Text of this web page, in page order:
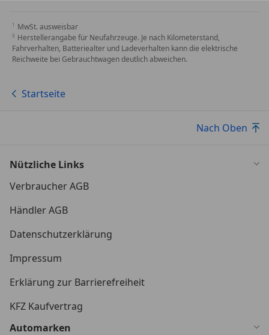
MwSt. ausweisbar
Herstellerangabe für Neufahrzeuge. Je nach Kilometerstand,
Fahrverhalten, Batteriealter und Ladeverhalten kann die elektrische
Reichweite bei Gebrauchtwagen deutlich abweichen.
Startseite
Nach Oben
Nützliche Links
Verbraucher AGB
Händler AGB
Datenschutzerklärung
Impressum
Erklärung zur Barrierefreiheit
KFZ Kaufvertrag
Automarken